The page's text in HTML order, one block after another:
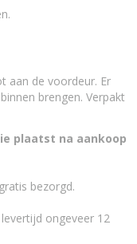
aan de voordeur. Er
brengen. Verpakt
plaatst na aankoop
bezorgd.
ongeveer 12